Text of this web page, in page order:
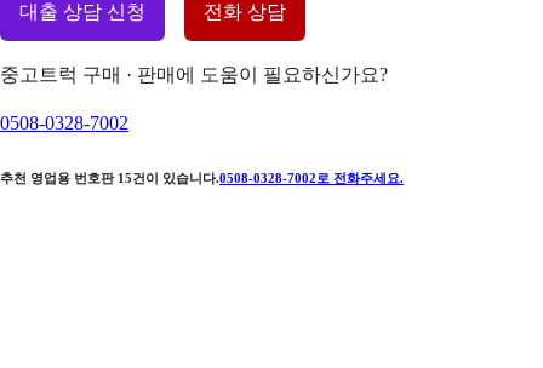
대출 상담 신청 전화 상담
중고트럭 구매 · 판매에 도움이 필요하신가요?
0508-0328-7002
추천 영업용 번호판 15건이 있습니다.0508-0328-7002 로 전화주세요.